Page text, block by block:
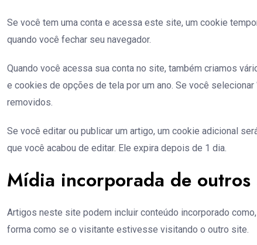
Se você tem uma conta e acessa este site, um cookie
quando você fechar seu navegador.
Quando você acessa sua conta no site, também criamos
e cookies de opções de tela por um ano. Se você
removidos.
Se você editar ou publicar um artigo, um cookie adicional
que você acabou de editar. Ele expira depois de 1 dia.
Mídia incorporada de outros
Artigos neste site podem incluir conteúdo incorporado
forma como se o visitante estivesse visitando o outro site.